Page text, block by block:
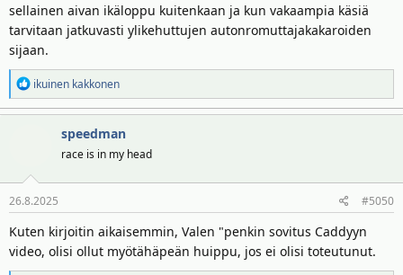
sellainen aivan ikäloppu kuitenkaan ja kun vakaampia käsiä
tarvitaan jatkuvasti ylikehuttujen autonromuttajakakaroiden
sijaan.
R
e
a
o
t
ikuinen kakkonen
speedman
race is in my head
26.8.2025 #5050
Kuten kirjoitin aikaisemmin, Valen "penkin sovitus Caddyyn
video, olisi ollut myötähäpeän huippu, jos ei olisi toteutunut.